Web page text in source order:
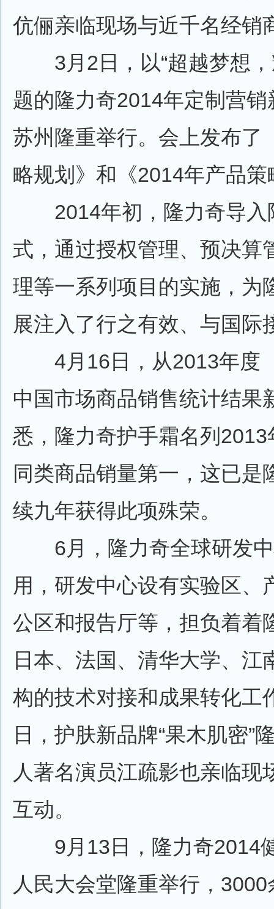
伉俪亲临现场与近千名经销
3月2日，以“超越梦想，
题的隆力奇2014年定制营
苏州隆重举行。会上发布了
略规划》和《2014年产品
2014年初，隆力奇导入
式，通过授权管理、预决算
理等一系列项目的实施，为
展注入了行之有效、与国际
4月16日，从2013年度
中国市场商品销售统计结果
悉，隆力奇护手霜名列
同类商品销量第一，这已是
续九年获得此项殊荣。
6月，隆力奇全球研发中
用，研发中心设有实验区、
公区和报告厅等，担负着着
日本、法国、清华大学、江
构的技术对接和成果转化
日，护肤新品牌“果木肌密”
人著名演员江疏影也亲临现
互动。
9月13日，隆力奇2014
人民大会堂隆重举行，